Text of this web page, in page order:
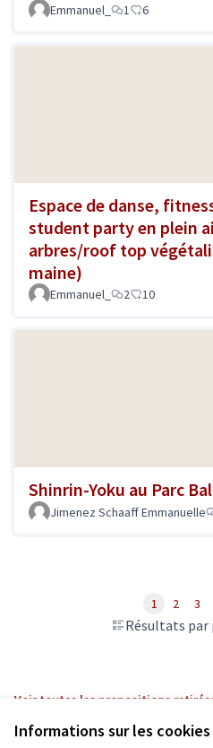
Informations sur les
Emmanuel_ 1 6
Espace de danse,
student party en plein
arbres/roof top
maine)
Emmanuel_ 2 10
Shinrin-Yoku au Parc
Jimenez Schaaff Emmanuelle
Résultats par
1 2 3
Voir toutes les propositions